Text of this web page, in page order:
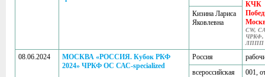
КЧК
CW,
ЧРКФ,
ЛППП
Кизина Лариса
Яковлевна
08.06.2024
МОСКВА «РОССИЯ. Кубок РКФ
2024» ЧРКФ ОС САС-specialized
Россия
всероссийская
001,